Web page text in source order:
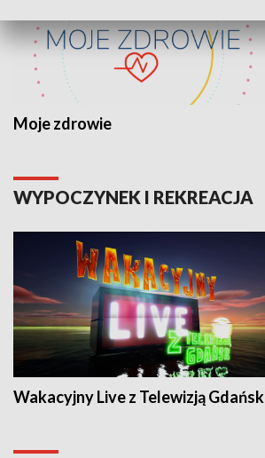
Moje zdrowie
WYPOCZYNEK I REKREACJA
Wakacyjny Live z Telewizją Gdańsk